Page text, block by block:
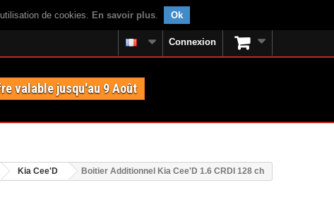
de cookies. En savoir plus. Ok
Connexion
valable jusqu'au 9 Août
Kia Cee'D Boitier Additionnel Kia Cee'D 1.6 CRDI 128 ch